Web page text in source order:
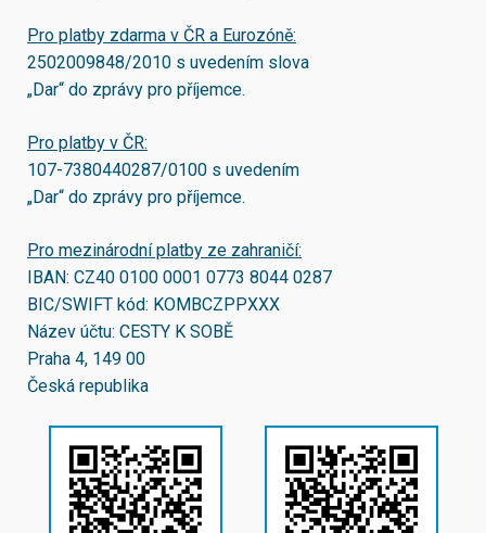
Pro platby zdarma v ČR a Eurozóně:
2502009848/2010 s uvedením slova
„Dar“ do zprávy pro příjemce.
Pro platby v ČR:
107-7380440287/0100 s uvedením
„Dar“ do zprávy pro příjemce.
Pro mezinárodní platby ze zahraničí:
IBAN: CZ40 0100 0001 0773 8044 0287
BIC/SWIFT kód: KOMBCZPPXXX
Název účtu: CESTY K SOBĚ
Praha 4, 149 00
Česká republika